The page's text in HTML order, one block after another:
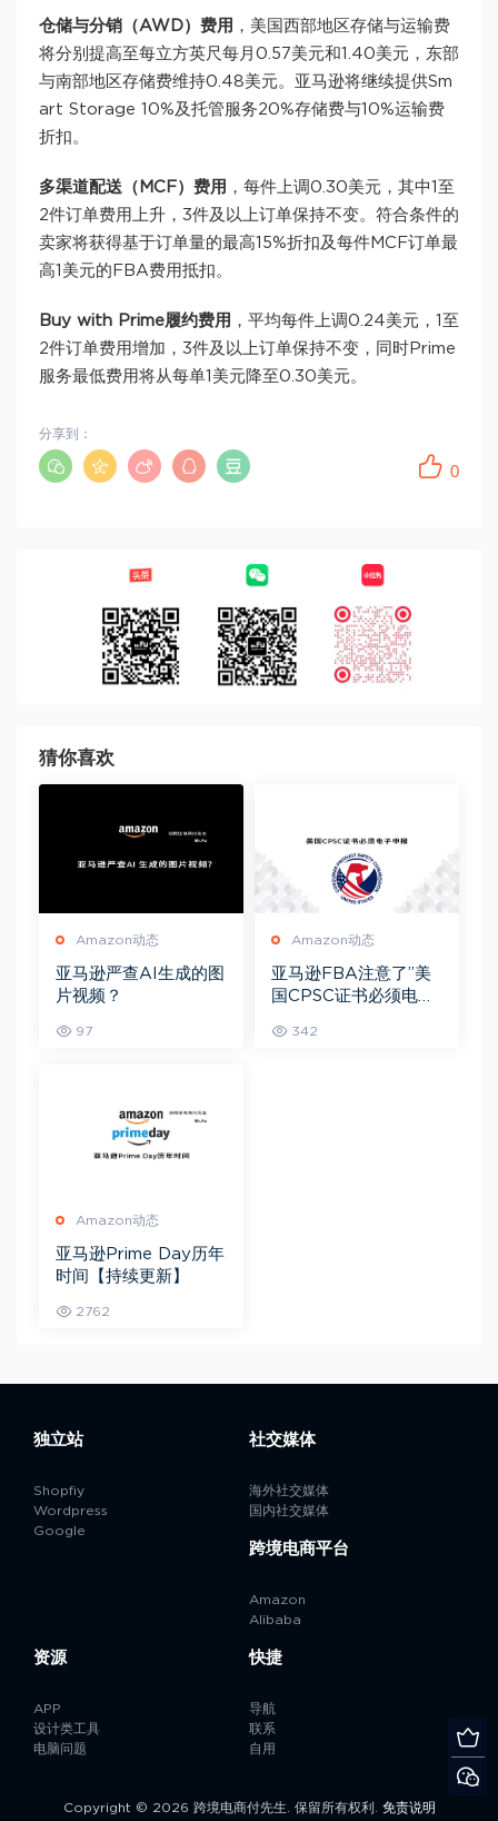
仓储与分销（AWD）费用 ，美国西部地区存储与运输费
将分别提高至每立方英尺每月0.57美元和1.40美元，东部
与南部地区存储费维持0.48美元。亚马逊将继续提供Sm
art Storage 10%及托管服务20%存储费与10%运输费
折扣。
多渠道配送（MCF）费用 ，每件上调0.30美元，其中1至
2件订单费用上升，3件及以上订单保持不变。符合条件的
卖家将获得基于订单量的最高15%折扣及每件MCF订单最
高1美元的FBA费用抵扣。
Buy with Prime履约费用 ，平均每件上调0.24美元，1至
2件订单费用增加，3件及以上订单保持不变，同时Prime
服务最低费用将从每单1美元降至0.30美元。
0
分享到：
猜你喜欢
Amazon动态
亚马逊严查AI生成的图
片视频？
97
Amazon动态
亚马逊FBA注意了”美
国CPSC证书必须电子
342
Amazon动态
亚马逊Prime Day历年
时间【持续更新】
2762
独立站
Shopfiy
Wordpress
Google
社交媒体
海外社交媒体
国内社交媒体
跨境电商平台
Amazon
Alibaba
资源
APP
设计类工具
电脑问题
快捷
导航
联系
自用
Copyright © 2026 跨境电商付先生. 保留所有权利. 免责说明